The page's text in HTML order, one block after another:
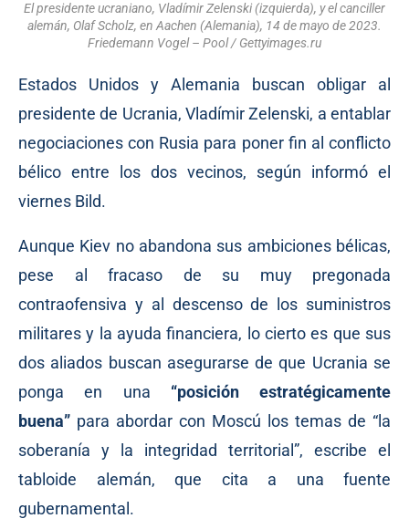
El presidente ucraniano, Vladímir Zelenski (izquierda), y el canciller
alemán, Olaf Scholz, en Aachen (Alemania), 14 de mayo de 2023.
Friedemann Vogel – Pool / Gettyimages.ru
Estados Unidos y Alemania buscan obligar al
presidente de Ucrania, Vladímir Zelenski, a entablar
negociaciones con Rusia para poner fin al conflicto
bélico entre los dos vecinos, según informó el
viernes Bild.
Aunque Kiev no abandona sus ambiciones bélicas,
pese al fracaso de su muy pregonada
contraofensiva y al descenso de los suministros
militares y la ayuda financiera, lo cierto es que sus
dos aliados buscan asegurarse de que Ucrania se
ponga en una “posición estratégicamente
buena” para abordar con Moscú los temas de “la
soberanía y la integridad territorial”, escribe el
tabloide alemán, que cita a una fuente
gubernamental.